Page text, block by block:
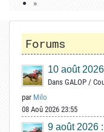
»
Forums
10 août
Dans GALOP /
par Milo
08 Aoû 2026 23:55
9 août 2026